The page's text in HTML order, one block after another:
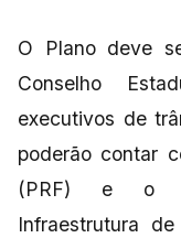
O Plano deve
Conselho
executivos de
poderão contar
(PRF) e o
Infraestrutura